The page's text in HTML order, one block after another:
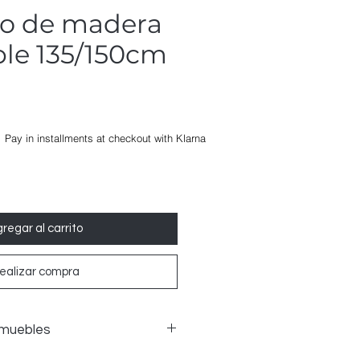
de madera
135/150cm
al carrito
compra
Pay in installments at checkout with Klarna